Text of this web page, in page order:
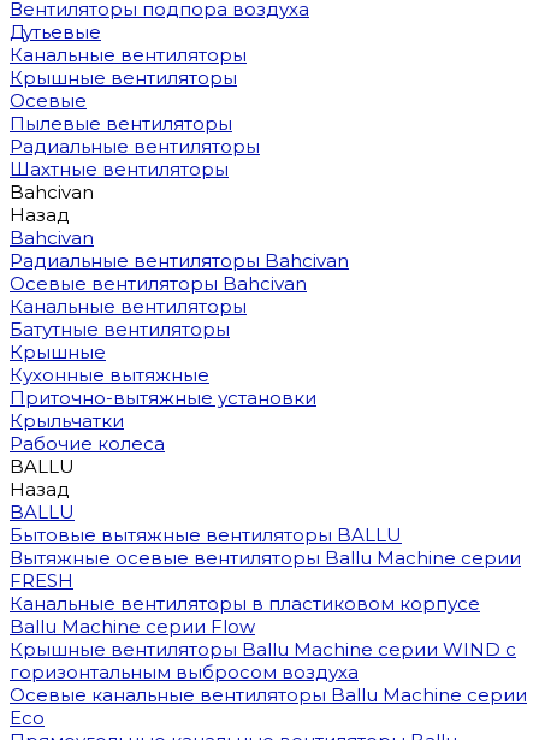
Вентиляторы подпора воздуха
Дутьевые
Канальные вентиляторы
Крышные вентиляторы
Осевые
Пылевые вентиляторы
Радиальные вентиляторы
Шахтные вентиляторы
Bahcivan
Назад
Bahcivan
Радиальные вентиляторы Bahcivan
Осевые вентиляторы Bahcivan
Канальные вентиляторы
Батутные вентиляторы
Крышные
Кухонные вытяжные
Приточно-вытяжные установки
Крыльчатки
Рабочие колеса
BALLU
Назад
BALLU
Бытовые вытяжные вентиляторы BALLU
Вытяжные осевые вентиляторы Ballu Machine серии
FRESH
Канальные вентиляторы в пластиковом корпусе
Ballu Machine серии Flow
Крышные вентиляторы Ballu Machine серии WIND с
горизонтальным выбросом воздуха
Осевые канальные вентиляторы Ballu Machine серии
Eco